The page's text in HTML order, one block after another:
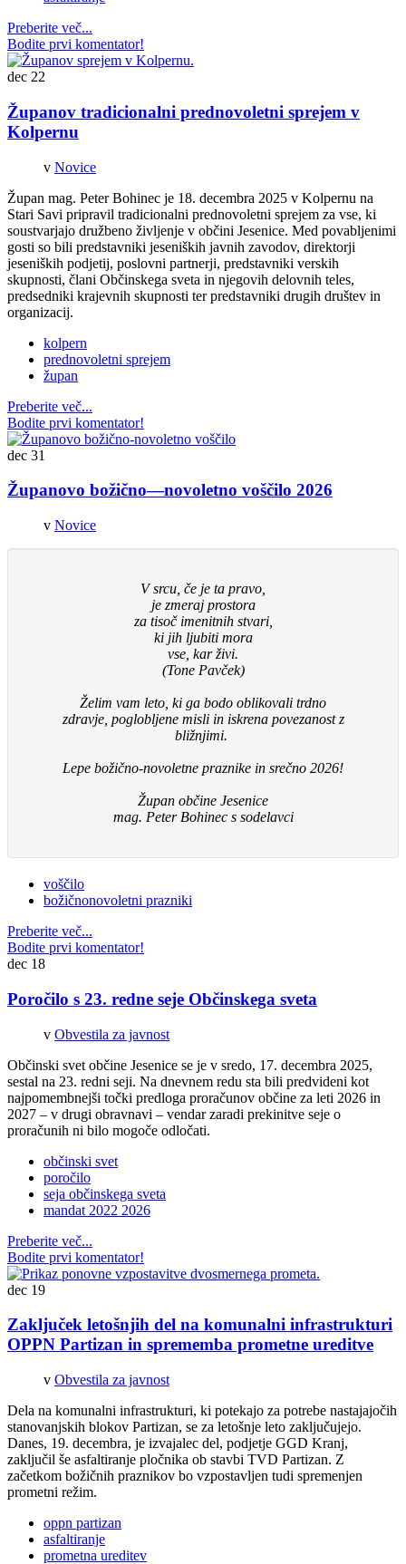
Preberite več...
Bodite prvi komentator!
dec 22
Županov tradicionalni prednovoletni sprejem v
Kolpernu
v Novice
Župan mag. Peter Bohinec je 18. decembra 2025 v Kolpernu na
Stari Savi pripravil tradicionalni prednovoletni sprejem za vse, ki
soustvarjajo družbeno življenje v občini Jesenice. Med povabljenimi
gosti so bili predstavniki jeseniških javnih zavodov, direktorji
jeseniških podjetij, poslovni partnerji, predstavniki verskih
skupnosti, člani Občinskega sveta in njegovih delovnih teles,
predsedniki krajevnih skupnosti ter predstavniki drugih društev in
organizacij.
kolpern
prednovoletni sprejem
župan
Preberite več...
Bodite prvi komentator!
dec 31
Županovo božično—novoletno voščilo 2026
v Novice
V srcu, če je ta pravo,
je zmeraj prostora
za tisoč imenitnih stvari,
ki jih ljubiti mora
vse, kar živi.
(Tone Pavček)
Želim vam leto, ki ga bodo oblikovali trdno
zdravje, poglobljene misli in iskrena povezanost z
bližnjimi.
Lepe božično-novoletne praznike in srečno 2026!
Župan občine Jesenice
mag. Peter Bohinec s sodelavci
voščilo
božičnonovoletni prazniki
Preberite več...
Bodite prvi komentator!
dec 18
Poročilo s 23. redne seje Občinskega sveta
v Obvestila za javnost
Občinski svet občine Jesenice se je v sredo, 17. decembra 2025,
sestal na 23. redni seji. Na dnevnem redu sta bili predvideni kot
najpomembnejši točki predloga proračunov občine za leti 2026 in
2027 – v drugi obravnavi – vendar zaradi prekinitve seje o
proračunih ni bilo mogoče odločati.
občinski svet
poročilo
seja občinskega sveta
mandat 2022 2026
Preberite več...
Bodite prvi komentator!
dec 19
Zaključek letošnjih del na komunalni infrastrukturi
OPPN Partizan in sprememba prometne ureditve
v Obvestila za javnost
Dela na komunalni infrastrukturi, ki potekajo za potrebe nastajajočih
stanovanjskih blokov Partizan, se za letošnje leto zaključujejo.
Danes, 19. decembra, je izvajalec del, podjetje GGD Kranj,
zaključil še asfaltiranje pločnika ob stavbi TVD Partizan. Z
začetkom božičnih praznikov bo vzpostavljen tudi spremenjen
prometni režim.
oppn partizan
asfaltiranje
prometna ureditev